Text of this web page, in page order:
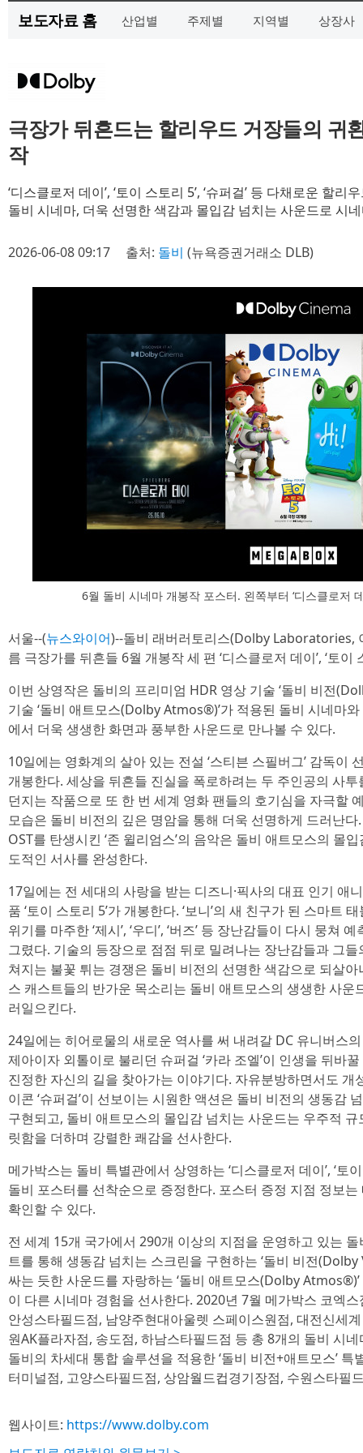
보도자료 홈 산업별 주제별 지역별 상장사
극장가 뒤흔드는 할리우드 거장들의 귀
작
‘디스클로저 데이’, ‘토이 스토리 5’, ‘슈퍼걸’ 등 다채로운 할리
돌비 시네마, 더욱 선명한 색감과 몰입감 넘치는 사운드로 시
2026-06-08 09:17 출처: 돌비 (뉴욕증권거래소 DLB)
6월 돌비 시네마 개봉작 포스터. 왼쪽부터 ‘디스클로저 데
서울--(뉴스와이어)--돌비 래버러토리스(Dolby Laboratories,
름 극장가를 뒤흔들 6월 개봉작 세 편 ‘디스클로저 데이’, ‘토이
이번 상영작은 돌비의 프리미엄 HDR 영상 기술 ‘돌비 비전
기술 ‘돌비 애트모스(Dolby Atmos®)’가 적용된 돌비 시네마와
에서 더욱 생생한 화면과 풍부한 사운드로 만나볼 수 있다.
10일에는 영화계의 살아 있는 전설 ‘스티븐 스필버그’ 감독이
개봉한다. 세상을 뒤흔들 진실을 폭로하려는 두 주인공의 사투
던지는 작품으로 또 한 번 세계 영화 팬들의 호기심을 자극할
모습은 돌비 비전의 깊은 명암을 통해 더욱 선명하게 드러난다.
OST를 탄생시킨 ‘존 윌리엄스’의 음악은 돌비 애트모스의 몰
도적인 서사를 완성한다.
17일에는 전 세대의 사랑을 받는 디즈니·픽사의 대표 인기 애
품 ‘토이 스토리 5’가 개봉한다. ‘보니’의 새 친구가 된 스마트
위기를 마주한 ‘제시’, ‘우디’, ‘버즈’ 등 장난감들이 다시 뭉쳐
그렸다. 기술의 등장으로 점점 뒤로 밀려나는 장난감들과 그
쳐지는 불꽃 튀는 경쟁은 돌비 비전의 선명한 색감으로 되살
스 캐스트들의 반가운 목소리는 돌비 애트모스의 생생한 사운
러일으킨다.
24일에는 히어로물의 새로운 역사를 써 내려갈 DC 유니버스
제아이자 외톨이로 불리던 슈퍼걸 ‘카라 조엘’이 인생을 뒤바
진정한 자신의 길을 찾아가는 이야기다. 자유분방하면서도
이콘 ‘슈퍼걸’이 선보이는 시원한 액션은 돌비 비전의 생동감
구현되고, 돌비 애트모스의 몰입감 넘치는 사운드는 우주적
릿함을 더하며 강렬한 쾌감을 선사한다.
메가박스는 돌비 특별관에서 상영하는 ‘디스클로저 데이’, ‘토
돌비 포스터를 선착순으로 증정한다. 포스터 증정 지점 정보
확인할 수 있다.
전 세계 15개 국가에서 290개 이상의 지점을 운영하고 있는
트를 통해 생동감 넘치는 스크린을 구현하는 ‘돌비 비전
싸는 듯한 사운드를 자랑하는 ‘돌비 애트모스(Dolby
이 다른 시네마 경험을 선사한다. 2020년 7월 메가박스 코엑
안성스타필드점, 남양주현대아울렛 스페이스원점, 대전신세
원AK플라자점, 송도점, 하남스타필드점 등 총 8개의 돌비 시
돌비의 차세대 통합 솔루션을 적용한 ‘돌비 비전+애트모스’
터미널점, 고양스타필드점, 상암월드컵경기장점, 수원스타필
웹사이트: https://www.dolby.com